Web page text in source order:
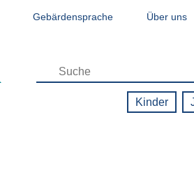
Gebärdensprache Über uns
Zielgruppen- Kinder